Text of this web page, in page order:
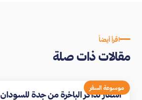
اقرأ أيضاً
مقالات ذات صلة
موسوعة السفر
اسعار تذاكر الباخرة من جدة للسودان